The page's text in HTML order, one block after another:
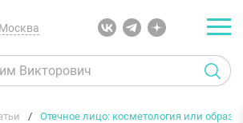
Москва
Отечное лицо: косметология или образ